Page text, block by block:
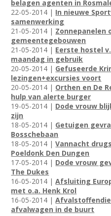
belagen agenten in
22-05-2014 | In nieuwe
samenwerking
21-05-2014 | Zonnepanelen
gemeentegebouwen
21-05-2014 | Eerste hostel
maandag in gebruik
20-05-2014 | Gefuseerde
lezingen+excursies voort
20-05-2014 | Orthen en De
hulp van alerte burger
19-05-2014 | Dode vrouw
zijn
18-05-2014 | Getuigen
Bosschebaan
18-05-2014 |Vannacht
Poeldonk Den Dungen
17-05-2014 | Dode vrouw
The Dukes
16-05-2014 |Afsluiting
met o.a. Henk Krol
16-05-2014 |
afvalwagen in de buurt